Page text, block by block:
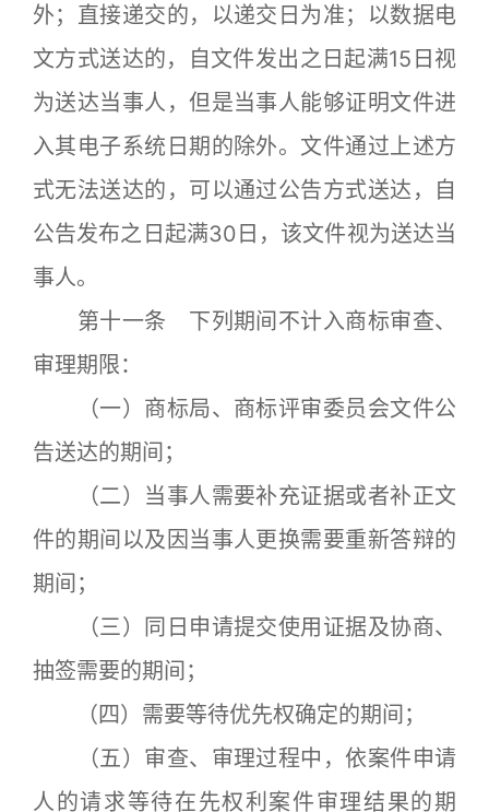
外；直接递交的，以递交日为准；以数据电
文方式送达的，自文件发出之日起满15日视
为送达当事人，但是当事人能够证明文件进
入其电子系统日期的除外。文件通过上述方
式无法送达的，可以通过公告方式送达，自
公告发布之日起满30日，该文件视为送达当
事人。
第十一条 下列期间不计入商标审查、
审理期限：
（一）商标局、商标评审委员会文件公
告送达的期间；
（二）当事人需要补充证据或者补正文
件的期间以及因当事人更换需要重新答辩的
期间；
（三）同日申请提交使用证据及协商、
抽签需要的期间；
（四）需要等待优先权确定的期间；
（五）审查、审理过程中，依案件申请
人的请求等待在先权利案件审理结果的期